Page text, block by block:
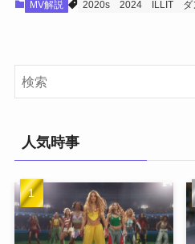
MV解説 2020s 2024 ILLIT ダ
人気時事